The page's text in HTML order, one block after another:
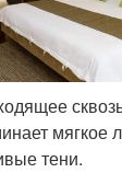
мягкое
тени.